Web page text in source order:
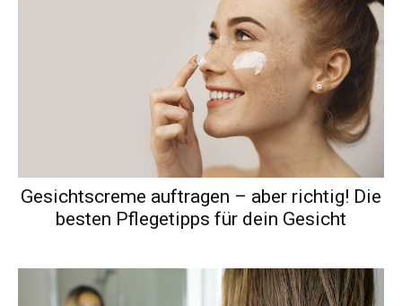
Gesichtscreme auftragen – aber richtig! Die
besten Pflegetipps für dein Gesicht